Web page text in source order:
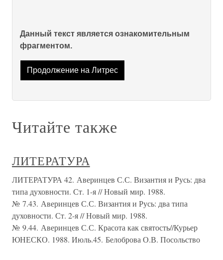
Данный текст является ознакомительным
фрагментом.
Продолжение на Литрес
Читайте также
ЛИТЕРАТУРА
ЛИТЕРАТУРА 42. Аверинцев С.С. Византия и Русь: два
типа духовности. Ст. 1-я // Новый мир. 1988.
№ 7.43. Аверинцев С.С. Византия и Русь: два типа
духовности. Ст. 2-я // Новый мир. 1988.
№ 9.44. Аверинцев С.С. Красота как святость//Курьер
ЮНЕСКО. 1988. Июль.45. Белоброва О.В. Посольство